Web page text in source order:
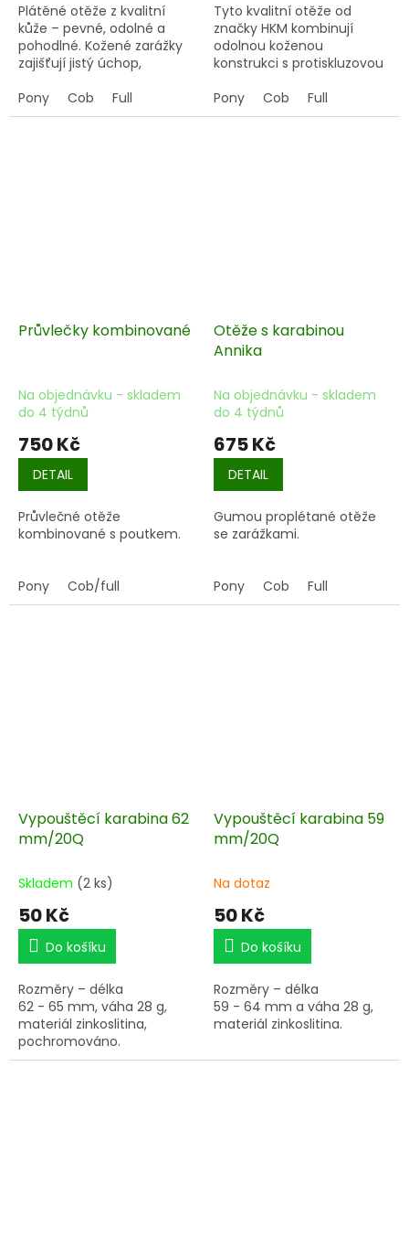
Plátěné otěže z kvalitní
kůže – pevné, odolné a
pohodlné. Kožené zarážky
zajišťují jistý úchop,
životnost. Ideální pro
každodenní trénink i
Pony Cob Full
Tyto kvalitní otěže od
značky HKM kombinují
odolnou koženou
konstrukci s protiskluzovou
poskytuje vynikající úchop i
za vlhka nebo při intenzivní
Pony Cob Full
Průvlečky kombinované
Na objednávku - skladem
do 4 týdnů
750 Kč
DETAIL
Průvlečné otěže
kombinované s poutkem.
Pony Cob/full
Otěže s karabinou
Annika
Na objednávku - skladem
do 4 týdnů
675 Kč
DETAIL
Gumou proplétané otěže
se zarážkami.
Pony Cob Full
Vypouštěcí karabina 62
mm/20Q
Skladem (2 ks)
50 Kč
Do košíku
Rozměry – délka
62 - 65 mm, váha 28 g,
materiál zinkoslitina,
pochromováno.
Vypouštěcí karabina 59
mm/20Q
Na dotaz
50 Kč
Do košíku
Rozměry – délka
59 - 64 mm a váha 28 g,
materiál zinkoslitina.